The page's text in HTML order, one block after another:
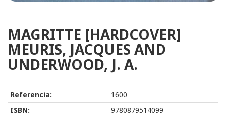
MAGRITTE [HARDCOVER]
MEURIS, JACQUES AND
UNDERWOOD, J. A.
Referencia:
1600
ISBN:
9780879514099